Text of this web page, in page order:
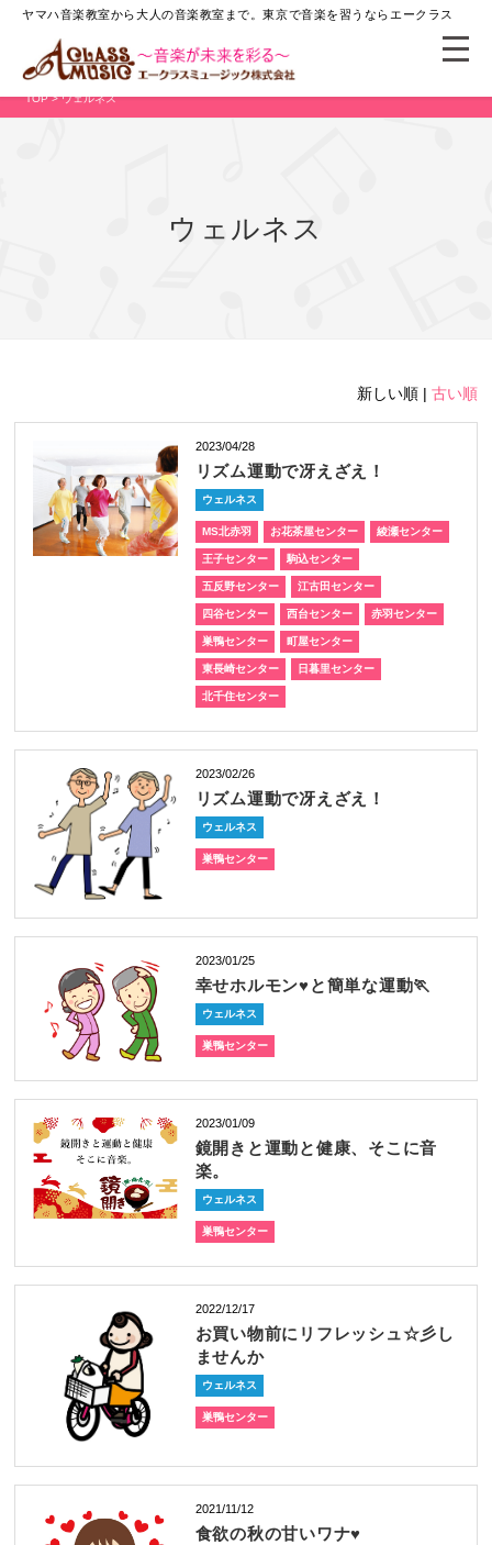
ヤマハ音楽教室から大人の音楽教室まで。東京で音楽を習うならエークラス
TOP> ウェルネス
ウェルネス
新しい順 | 古い順
2023/04/28
リズム運動で冴えざえ！
ウェルネス
MS北赤羽 お花茶屋センター 綾瀬センター
王子センター 駒込センター
五反野センター 江古田センター
四谷センター 西台センター 赤羽センター
巣鴨センター 町屋センター
東長崎センター 日暮里センター
北千住センター
2023/02/26
リズム運動で冴えざえ！
ウェルネス
巣鴨センター
2023/01/25
幸せホルモン♥と簡単な運動🏃
ウェルネス
巣鴨センター
2023/01/09
鏡開きと運動と健康、そこに音
楽。
ウェルネス
巣鴨センター
2022/12/17
お買い物前にリフレッシュ☆彡し
ませんか
ウェルネス
巣鴨センター
2021/11/12
食欲の秋の甘いワナ♥